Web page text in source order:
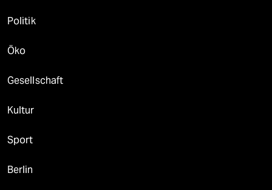
Politik
Öko
Gesellschaft
Kultur
Sport
Berlin